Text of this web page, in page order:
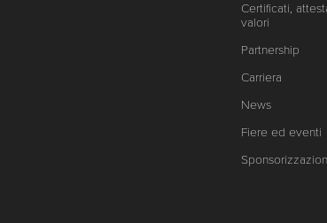
Certificati,
valori
Partnership
Carriera
News
Fiere ed eventi